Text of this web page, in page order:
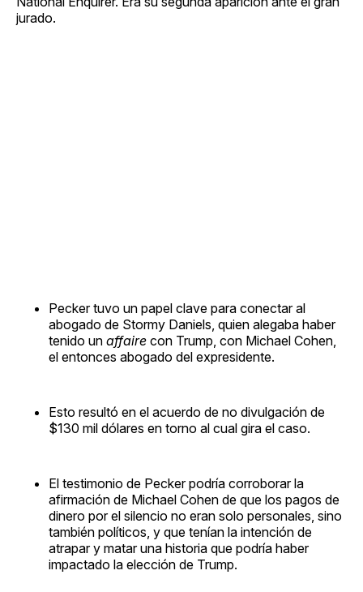
jurado.
Pecker tuvo un papel clave para conectar al
abogado de Stormy Daniels, quien alegaba haber
tenido un affaire con Trump, con Michael Cohen,
el entonces abogado del expresidente.
Esto resultó en el acuerdo de no divulgación de
$130 mil dólares en torno al cual gira el caso.
El testimonio de Pecker podría corroborar la
afirmación de Michael Cohen de que los pagos de
dinero por el silencio no eran solo personales, sino
también políticos, y que tenían la intención de
atrapar y matar una historia que podría haber
impactado la elección de Trump.